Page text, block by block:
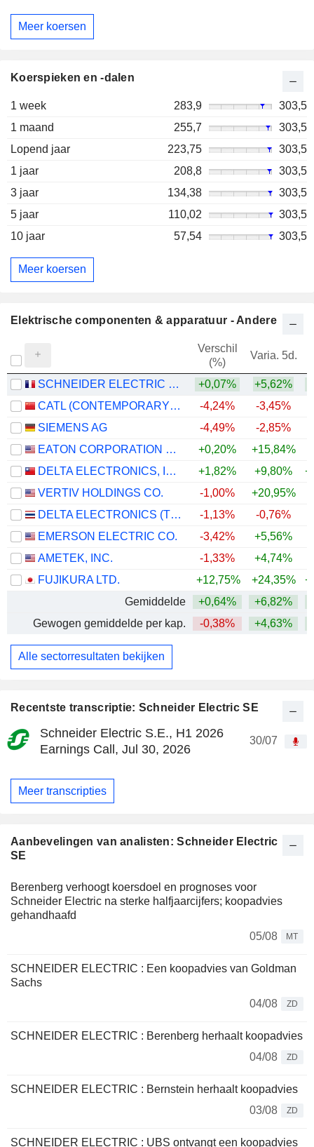
Recentste transcriptie: Schneider Electric SE
Schneider Electric S.E., H1 2026
Earnings Call, Jul 30, 2026
30/07
Meer transcripties
Aanbevelingen van analisten: Schneider Electric
SE
Berenberg verhoogt koersdoel en prognoses voor
Schneider Electric na sterke halfjaarcijfers; koopadvies
gehandhaafd
05/08
MT
SCHNEIDER ELECTRIC : Een koopadvies van Goldman
Sachs
04/08
ZD
SCHNEIDER ELECTRIC : Berenberg herhaalt koopadvies
04/08
ZD
SCHNEIDER ELECTRIC : Bernstein herhaalt koopadvies
03/08
ZD
SCHNEIDER ELECTRIC : UBS ontvangt een koopadvies
Meer koersen
Koerspieken en -dalen
1 week 283,9
303,5
1 maand
255,7
303,5
Lopend jaar
223,75
303,5
1 jaar
208,8
303,5
3 jaar
134,38
303,5
5 jaar
110,02
303,5
10 jaar
57,54 303,5
Meer koersen
Elektrische componenten & apparatuur - Andere
Verschil
(%)
Varia. 5d.
SCHNEIDER ELECTRIC SE +0,07% +5,62%
CATL (CONTEMPORARY AMPEREX TECHNOLOGY)
-4,24% -3,45%
SIEMENS AG
-4,49% -2,85%
EATON CORPORATION PLC
+0,20% +15,84%
DELTA ELECTRONICS, INC.
+1,82% +9,80%
VERTIV HOLDINGS CO.
-1,00% +20,95%
DELTA ELECTRONICS (THAILAND)
-1,13% -0,76%
EMERSON ELECTRIC CO.
-3,42% +5,56%
AMETEK, INC.
-1,33% +4,74%
FUJIKURA LTD.
+12,75% +24,35%
Gemiddelde
+0,64% +6,82%
Gewogen gemiddelde per kap.
-0,38% +4,63%
Alle sectorresultaten bekijken